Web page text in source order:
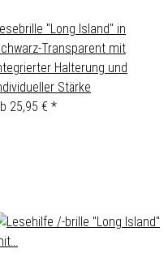
"Long Island" in
Transparent mit
Halterung und
Stärke
25,95 € *